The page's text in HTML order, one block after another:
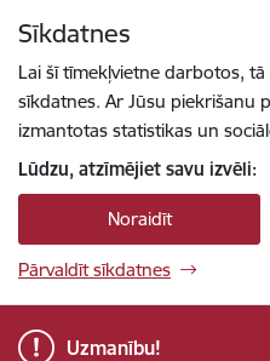
Sīkdatnes
Lai šī tīmekļvietne darbotos,
sīkdatnes. Ar Jūsu piekrišanu
izmantotas statistikas un
Lūdzu, atzīmējiet savu izvēli:
Noraidīt
Pārvaldīt sīkdatnes
Uzmanību!